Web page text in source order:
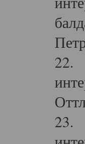
22.
23.